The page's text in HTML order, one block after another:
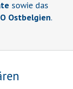
sowie das
Ostbelgien.